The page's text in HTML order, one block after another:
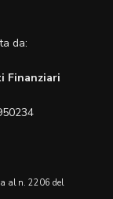
da:
Finanziari
al n. 2206 del